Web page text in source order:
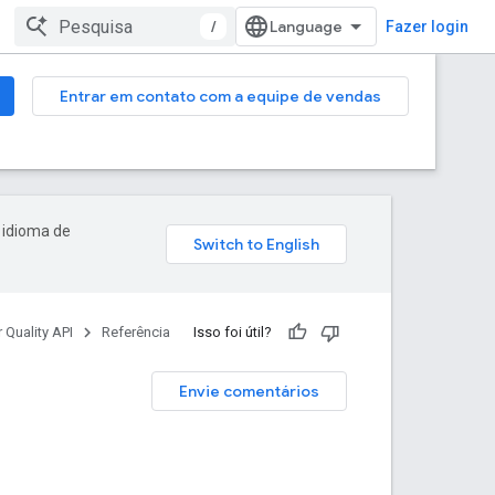
/ Fazer login
Entrar em contato com a equipe de vendas
de
Quality API Referência Isso foi útil?
Envie comentários